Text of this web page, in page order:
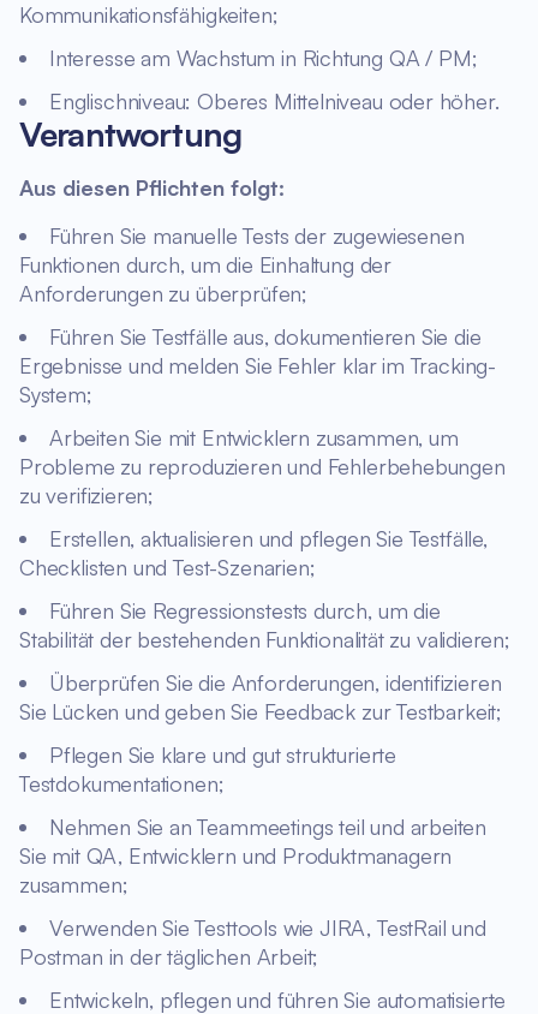
Kommunikationsfähigkeiten;
Interesse am Wachstum in Richtung QA / PM;
Englischniveau: Oberes Mittelniveau oder höher.
Verantwortung
Aus diesen Pflichten folgt:
Führen Sie manuelle Tests der zugewiesenen
Funktionen durch, um die Einhaltung der
Anforderungen zu überprüfen;
Führen Sie Testfälle aus, dokumentieren Sie die
Ergebnisse und melden Sie Fehler klar im Tracking-
System;
Arbeiten Sie mit Entwicklern zusammen, um
Probleme zu reproduzieren und Fehlerbehebungen
zu verifizieren;
Erstellen, aktualisieren und pflegen Sie Testfälle,
Checklisten und Test-Szenarien;
Führen Sie Regressionstests durch, um die
Stabilität der bestehenden Funktionalität zu validieren;
Überprüfen Sie die Anforderungen, identifizieren
Sie Lücken und geben Sie Feedback zur Testbarkeit;
Pflegen Sie klare und gut strukturierte
Testdokumentationen;
Nehmen Sie an Teammeetings teil und arbeiten
Sie mit QA, Entwicklern und Produktmanagern
zusammen;
Verwenden Sie Testtools wie JIRA, TestRail und
Postman in der täglichen Arbeit;
Entwickeln, pflegen und führen Sie automatisierte